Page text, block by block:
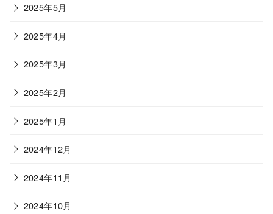
2025年5月
2025年4月
2025年3月
2025年2月
2025年1月
2024年12月
2024年11月
2024年10月